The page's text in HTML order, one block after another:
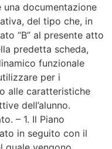
documentazione
del tipo che, in
“B” al presente atto
predetta scheda,
funzionale
per i
alle caratteristiche
dell’alunno.
– 1. Il Piano
in seguito con il